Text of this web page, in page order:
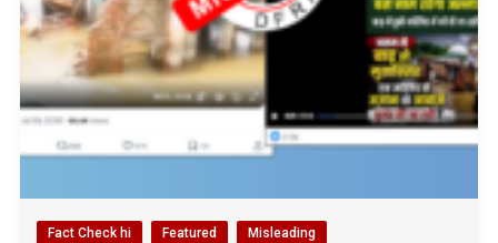
Fact Check hi Featured Misleading